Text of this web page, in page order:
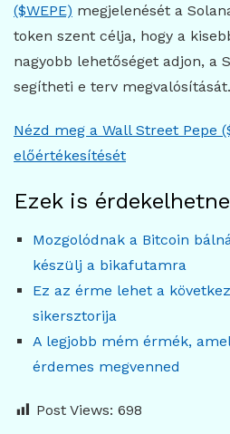
($WEPE) megjelenését a
token szent célja, hogy a
nagyobb lehetőséget adjon, a
segítheti e terv megvalósítását.
Nézd meg a Wall Street Pepe
előértékesítését
Ezek is
Mozgolódnak a Bitcoin
készülj a bikafutamra
Ez az érme lehet a
sikersztorija
A legjobb mém érmék,
érdemes megvenned
Post Views: 698